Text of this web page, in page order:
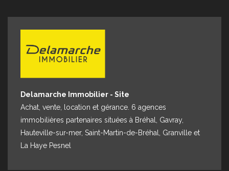
Delamarche Immobilier - Site
Achat, vente, location et gérance. 6 agences
immobilières partenaires situées à Bréhal, Gavray,
Hauteville-sur-mer, Saint-Martin-de-Bréhal, Granville et
La Haye Pesnel